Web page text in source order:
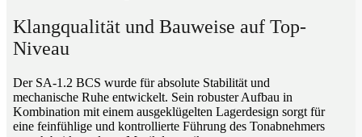
Klangqualität und Bauweise auf Top-
Niveau
Der SA-1.2 BCS wurde für absolute Stabilität und
mechanische Ruhe entwickelt. Sein robuster Aufbau in
Kombination mit einem ausgeklügelten Lagerdesign sorgt für
eine feinfühlige und kontrollierte Führung des Tonabnehmers